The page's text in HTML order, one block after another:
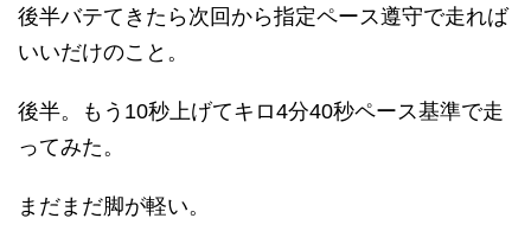
後半バテてきたら次回から指定ペース遵守で走れば
いいだけのこと。
後半。もう10秒上げてキロ4分40秒ペース基準で走
ってみた。
まだまだ脚が軽い。